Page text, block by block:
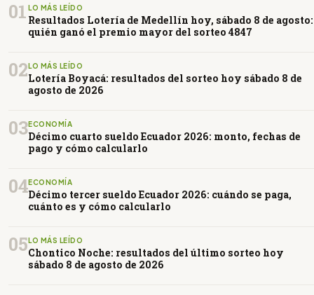
01 LO MÁS LEÍDO
Resultados Lotería de Medellín hoy, sábado 8 de agosto:
quién ganó el premio mayor del sorteo 4847
02LO MÁS LEÍDO
Lotería Boyacá: resultados del sorteo hoy sábado 8 de
agosto de 2026
03ECONOMÍA
Décimo cuarto sueldo Ecuador 2026: monto, fechas de
pago y cómo calcularlo
04ECONOMÍA
Décimo tercer sueldo Ecuador 2026: cuándo se paga,
cuánto es y cómo calcularlo
05LO MÁS LEÍDO
Chontico Noche: resultados del último sorteo hoy
sábado 8 de agosto de 2026